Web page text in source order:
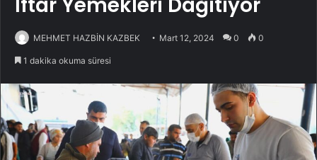
İftar Yemekleri Dağıtıyor
MEHMET HAZBİN KAZBEK Mart 12, 2024 0 0
1 dakika okuma süresi